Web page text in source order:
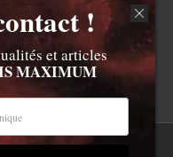
!
et articles
MAXIMUM